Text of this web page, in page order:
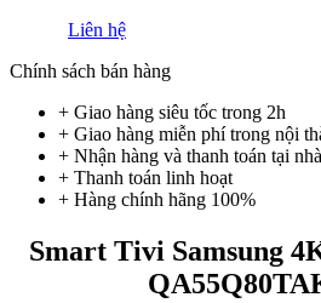
Liên hệ
Chính sách bán hàng
+ Giao hàng siêu tốc trong 2h
+ Giao hàng miễn phí trong nội
+ Nhận hàng và thanh toán tại nhà
+ Thanh toán linh hoạt
+ Hàng chính hãng 100%
Smart Tivi Samsung